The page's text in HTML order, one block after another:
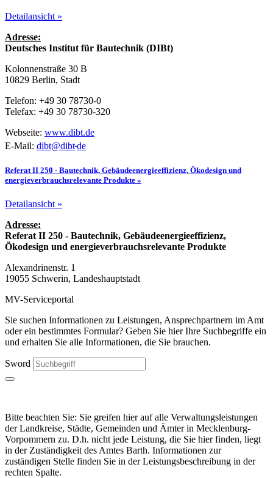
Detailansicht »
Adresse:
Deutsches Institut für Bautechnik (DIBt)
Kolonnenstraße 30 B
10829 Berlin, Stadt
Telefon: +49 30 78730-0
Telefax: +49 30 78730-320
Webseite: www.dibt.de
E-Mail: dibt@dibt.de
Referat II 250 - Bautechnik, Gebäudeenergieeffizienz, Ökodesign und
energieverbrauchsrelevante Produkte »
Detailansicht »
Adresse:
Referat II 250 - Bautechnik, Gebäudeenergieeffizienz,
Ökodesign und energieverbrauchsrelevante Produkte
Alexandrinenstr. 1
19055 Schwerin, Landeshauptstadt
MV-Serviceportal
Sie suchen Informationen zu Leistungen, Ansprechpartnern im Amt
oder ein bestimmtes Formular? Geben Sie hier Ihre Suchbegriffe ein
und erhalten Sie alle Informationen, die Sie brauchen.
Sword
Bitte beachten Sie: Sie greifen hier auf alle Verwaltungsleistungen
der Landkreise, Städte, Gemeinden und Ämter in Mecklenburg-
Vorpommern zu. D.h. nicht jede Leistung, die Sie hier finden, liegt
in der Zuständigkeit des Amtes Barth. Informationen zur
zuständigen Stelle finden Sie in der Leistungsbeschreibung in der
rechten Spalte.